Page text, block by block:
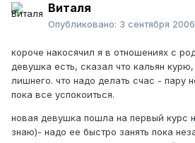
Виталя
Опубликовано: 3 сентября 2006
короче накосячил я в отношениях с
девушка есть, сказал что кальян
лишнего. что надо делать счас - пару
пока все успокоиться.
новая девушка пошла на первый курс
знаю)- надо ее быстро занять пока